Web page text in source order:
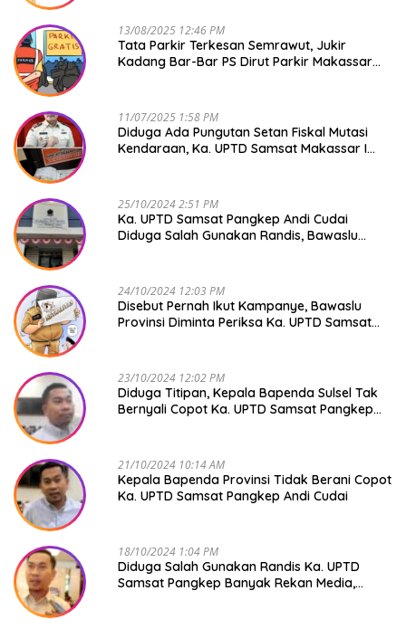
13/08/2025 12:46 PM
Tata Parkir Terkesan Semrawut, Jukir
Kadang Bar-Bar PS Dirut Parkir Makassar
11/07/2025 1:58 PM
Diduga Ada Pungutan Setan Fiskal Mutasi
Kendaraan, Ka. UPTD Samsat Makassar I
25/10/2024 2:51 PM
Ka. UPTD Samsat Pangkep Andi Cudai
Diduga Salah Gunakan Randis, Bawaslu
24/10/2024 12:03 PM
Disebut Pernah Ikut Kampanye, Bawaslu
Provinsi Diminta Periksa Ka. UPTD Samsat
23/10/2024 12:02 PM
Diduga Titipan, Kepala Bapenda Sulsel Tak
Bernyali Copot Ka. UPTD Samsat Pangkep
21/10/2024 10:14 AM
Kepala Bapenda Provinsi Tidak Berani Copot
Ka. UPTD Samsat Pangkep Andi Cudai
18/10/2024 1:04 PM
Diduga Salah Gunakan Randis Ka. UPTD
Samsat Pangkep Banyak Rekan Media,